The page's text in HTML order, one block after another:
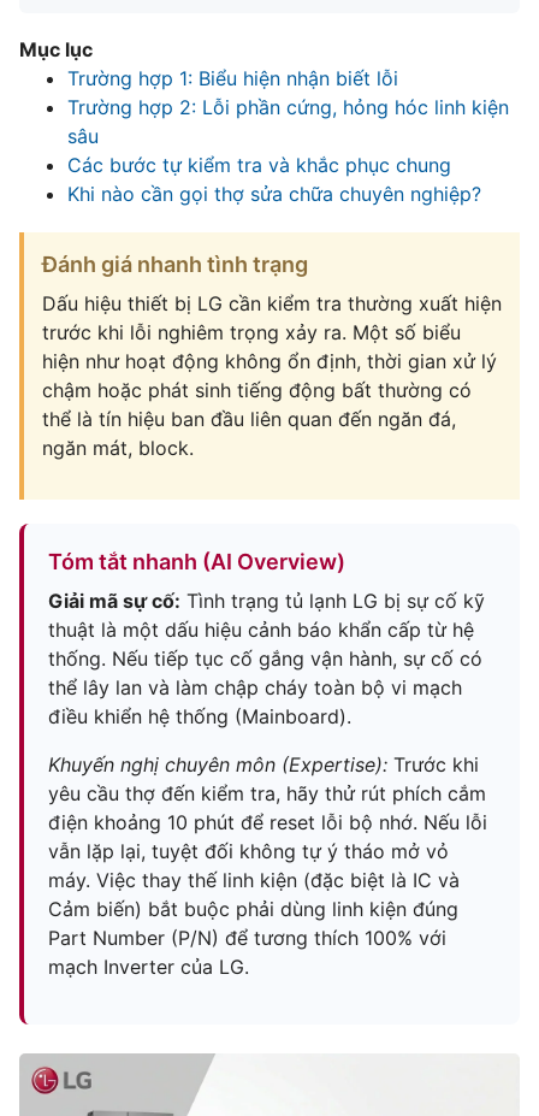
Mục lục
Trường hợp 1: Biểu hiện nhận biết lỗi
Trường hợp 2: Lỗi phần cứng, hỏng hóc linh kiện
sâu
Các bước tự kiểm tra và khắc phục chung
Khi nào cần gọi thợ sửa chữa chuyên nghiệp?
Đánh giá nhanh tình trạng
Dấu hiệu thiết bị LG cần kiểm tra thường xuất hiện
trước khi lỗi nghiêm trọng xảy ra. Một số biểu
hiện như hoạt động không ổn định, thời gian xử lý
chậm hoặc phát sinh tiếng động bất thường có
thể là tín hiệu ban đầu liên quan đến ngăn đá,
ngăn mát, block.
Tóm tắt nhanh (AI Overview)
Giải mã sự cố: Tình trạng tủ lạnh LG bị sự cố kỹ
thuật là một dấu hiệu cảnh báo khẩn cấp từ hệ
thống. Nếu tiếp tục cố gắng vận hành, sự cố có
thể lây lan và làm chập cháy toàn bộ vi mạch
điều khiển hệ thống (Mainboard).
Khuyến nghị chuyên môn (Expertise): Trước khi
yêu cầu thợ đến kiểm tra, hãy thử rút phích cắm
điện khoảng 10 phút để reset lỗi bộ nhớ. Nếu lỗi
vẫn lặp lại, tuyệt đối không tự ý tháo mở vỏ
máy. Việc thay thế linh kiện (đặc biệt là IC và
Cảm biến) bắt buộc phải dùng linh kiện đúng
Part Number (P/N) để tương thích 100% với
mạch Inverter của LG.